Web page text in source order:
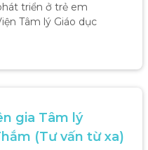
triển ở trẻ em
Tâm lý Giáo dục
gia Tâm lý
(Tư vấn từ xa)